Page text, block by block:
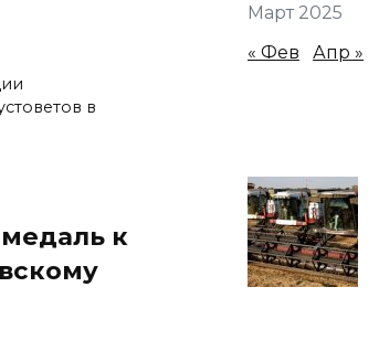
в
к
Март 2025
« Фев Апр »